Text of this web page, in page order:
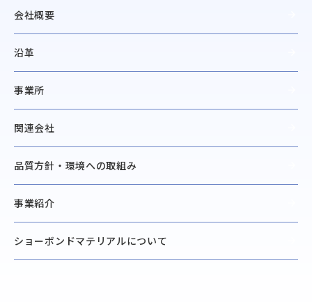
会社概要
沿革
事業所
関連会社
品質方針・環境への取組み
事業紹介
ショーボンドマテリアルについて